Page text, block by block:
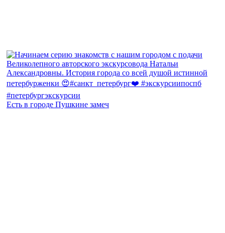
Есть в городе Пушкине замеч